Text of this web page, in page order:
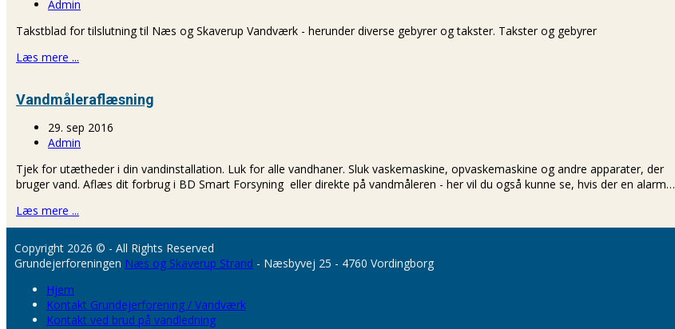
Admin
Takstblad for tilslutning til Næs og Skaverup Vandværk - herunder diverse gebyrer og takster. Takster og gebyrer
Læs mere ...
Vandmåleraflæsning
29. sep 2016
Admin
Tjek for utætheder i din vandinstallation. Luk for alle vandhaner. Sluk vaskemaskine, opvaskemaskine og andre apparater, der
bruger vand. Aflæs dit forbrug i BD Smart Forsyning eller direkte på vandmåleren - her vil du også kunne se, hvis der en alarm…
Læs mere ...
Copyright 2026 © - All Rights Reserved
Grundejerforeningen Næs og Skaverup Strand - Næsbyvej 25 - 4760 Vordingborg
Hjem
Kontakt Grundejerforening / Vandværk
Kontakt ved brud på vandledning